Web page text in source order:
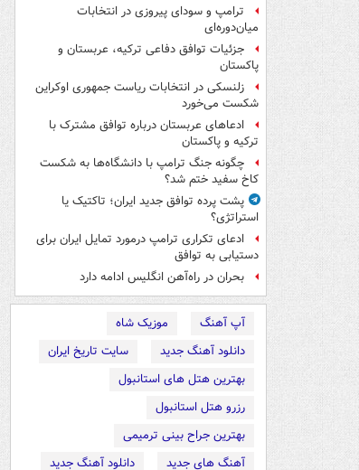
ترامپ و سودای پیروزی در انتخابات
میان‌دوره‌ای
جزئیات توافق دفاعی ترکیه، عربستان و
پاکستان
زلنسکی در انتخابات ریاست جمهوری اوکراین
شکست می‌خورد
ادعاهای عربستان درباره توافق مشترک با
ترکیه و پاکستان
چگونه جنگ ترامپ با دانشگاه‌ها به شکست
کاخ سفید ختم شد؟
پشت پرده توافق جدید ایران؛ تاکتیک یا
استراتژی؟
ادعای تکراری ترامپ درمورد تمایل ایران برای
دستیابی به توافق
بحران در راه‌آهن انگلیس ادامه دارد
آپ آهنگ
موزیک شاه
دانلود آهنگ جدید
سایت تاریخ ایران
بهترین هتل های استانبول
رزرو هتل استانبول
بهترین جراح بینی ترمیمی
آهنگ های جدید
دانلود آهنگ جدید